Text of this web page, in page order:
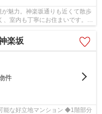
魅力。神楽坂通りも近くて散歩
室内も丁寧にお住まいです。ペ
楽坂
件
能な好立地マンション ◆1階部分